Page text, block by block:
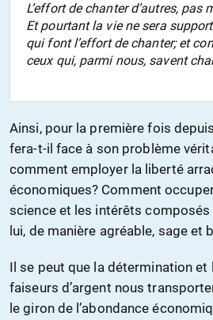
L’effort de chanter d’autres, pas
Et pourtant la vie ne sera
qui font l’effort de chanter; et
ceux qui, parmi nous, savent
Ainsi, pour la première fois
fera-t-il face à son problème
comment employer la liberté
économiques? Comment
science et les intérêts
lui, de manière agréable, sage et
Il se peut que la détermination et
faiseurs d’argent nous
le giron de l’abondance